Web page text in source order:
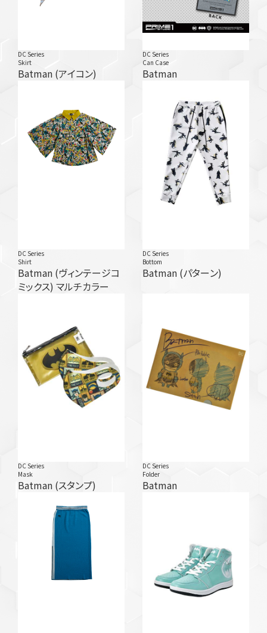
DC Series
Skirt
Batman (アイコン)
DC Series
Can Case
Batman
DC Series
Shirt
Batman (ヴィンテージコ
ミックス) マルチカラー
DC Series
Bottom
Batman (パターン)
DC Series
Mask
Batman (スタンプ)
DC Series
Folder
Batman